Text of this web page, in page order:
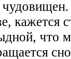
кажется
что